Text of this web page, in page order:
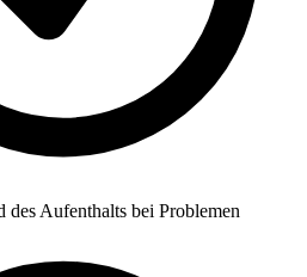
des Aufenthalts bei Problemen